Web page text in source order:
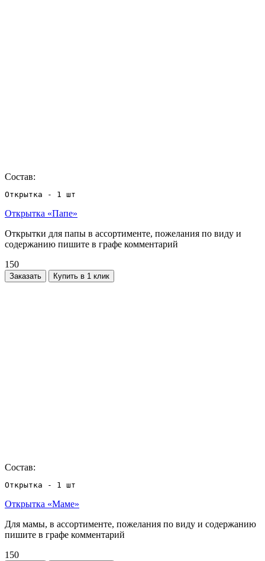
Состав:
Открытка - 1 шт
Открытка «Папе»
Открытки для папы в ассортименте, пожелания по виду и
содержанию пишите в графе комментарий
150
Заказать Купить в 1 клик
Состав:
Открытка - 1 шт
Открытка «Маме»
Для мамы, в ассортименте, пожелания по виду и содержанию
пишите в графе комментарий
150